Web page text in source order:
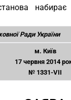
набирає
Ради України
м. Київ
17 червня 2014
№ 1331-VII